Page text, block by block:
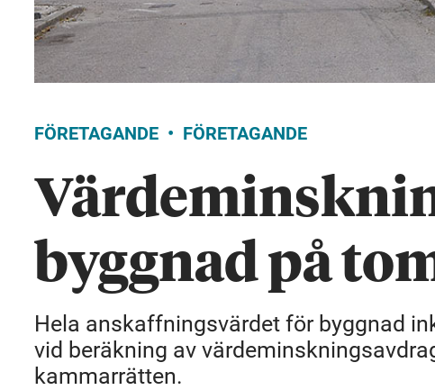
FÖRETAGANDE FÖRETAGANDE
byggnad på
Hela anskaffningsvärdet för byggnad
vid beräkning av
kammarrätten.